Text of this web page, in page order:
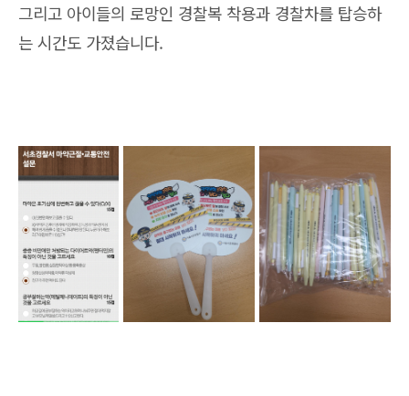
그리고 아이들의 로망인 경찰복 착용과 경찰차를 탑승하
는 시간도 가졌습니다.